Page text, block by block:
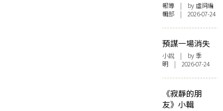
報導 | by 虛詞編
輯部 | 2026-07-24
預謀一場消失
小說 | by 季
明 | 2026-07-24
《寂靜的朋
友》小輯